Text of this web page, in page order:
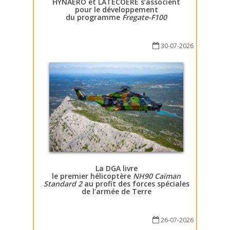
pour le développement
du programme Fregate-F100
30-07-2026
La DGA livre
le premier hélicoptère NH90 Caïman
Standard 2au profit des forces spéciales
de l’armée de Terre
26-07-2026